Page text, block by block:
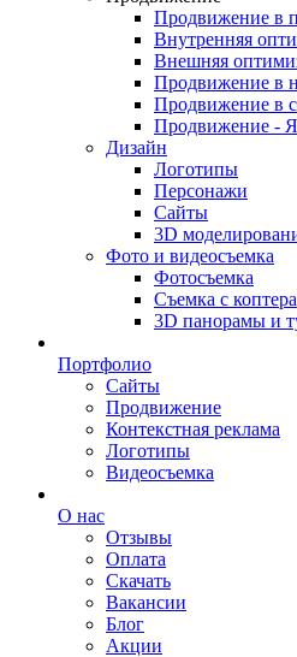
Продвижение в
Внутренняя
Внешняя
Продвижение в
Продвижение в
Продвижение -
Дизайн
Логотипы
Персонажи
Сайты
3D
Фото и видеосъемка
Фотосъемка
Съемка с коптера
3D панорамы и
Портфолио
Сайты
Продвижение
Контекстная реклама
Логотипы
Видеосъемка
О нас
Отзывы
Оплата
Скачать
Вакансии
Блог
Акции